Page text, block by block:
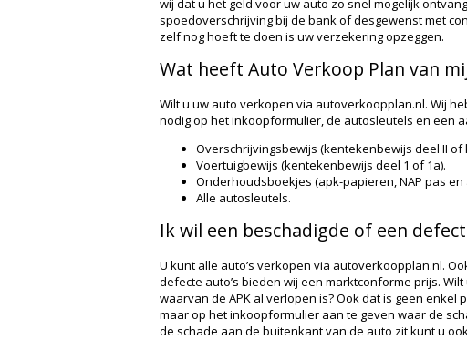
spoedoverschrijving bij de bank of desgewenst met
zelf nog hoeft te doen is uw verzekering opzeggen.
Wat heeft Auto Verkoop Plan van
Wilt u uw auto verkopen via autoverkoopplan.nl. Wij
nodig op het inkoopformulier, de autosleutels en een
Overschrijvingsbewijs (kentekenbewijs deel II of
Voertuigbewijs (kentekenbewijs deel 1 of 1a).
Onderhoudsboekjes (apk-papieren, NAP pas en
Alle autosleutels.
Ik wil een beschadigde of een
U kunt alle auto’s verkopen via autoverkoopplan.nl.
defecte auto’s bieden wij een marktconforme prijs.
waarvan de APK al verlopen is? Ook dat is geen enkel
maar op het inkoopformulier aan te geven waar de
de schade aan de buitenkant van de auto zit kunt u